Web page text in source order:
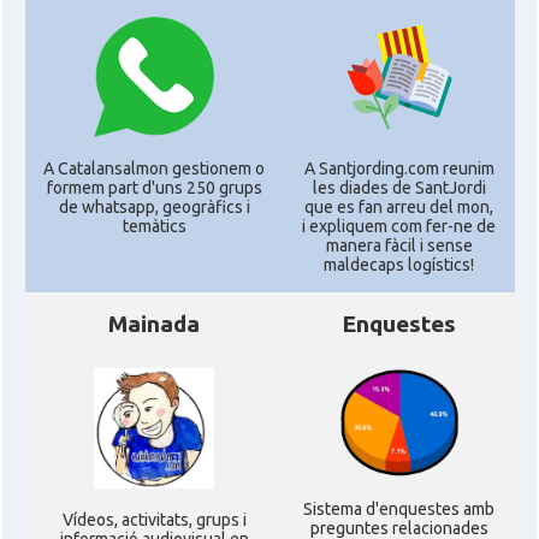
Casal Fundació Paulí Bellet
(NACS)
Acció ACCIÓ a Austin
Acció ACCIÓ a Silicon Valley
Acció Acció a Washington DC
Acció ACCIÓ Miami
A Catalansalmon gestionem o
formem part d'uns 250 grups
de whatsapp, geogràfics i
temàtics
A Santjording.com reunim
les diades de SantJordi
que es fan arreu del mon,
i expliquem com fer-ne de
manera fàcil i sense
maldecaps logí­stics!
Mainada
Ví­deos, activitats, grups i
Enquestes
Sistema d'enquestes amb
preguntes relacionades